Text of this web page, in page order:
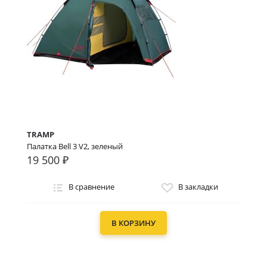
TRAMP
Палатка Bell 3 V2, зеленый
19 500 ₽
В сравнение В закладки
В КОРЗИНУ